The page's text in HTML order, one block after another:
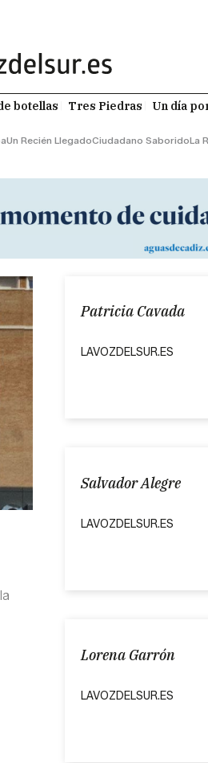
botellas Tres Piedras Un día
Un Recién LlegadoCiudadano SaboridoLa
Patricia Cavada
LAVOZDELSUR.ES
Salvador Alegre
LAVOZDELSUR.ES
Lorena Garrón
LAVOZDELSUR.ES